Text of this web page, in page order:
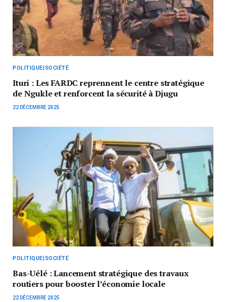
POLITIQUE|SOCIÉTÉ
Ituri : Les FARDC reprennent le centre stratégique
de Ngukle et renforcent la sécurité à Djugu
22 DÉCEMBRE 2025
POLITIQUE|SOCIÉTÉ
Bas-Uélé : Lancement stratégique des travaux
routiers pour booster l’économie locale
22 DÉCEMBRE 2025